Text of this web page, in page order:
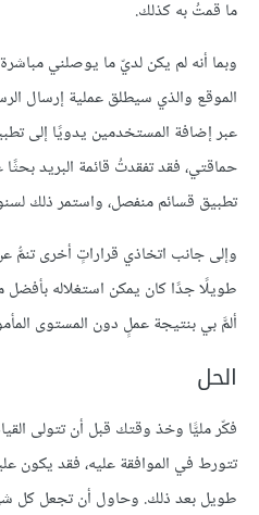
ما قمتُ به كذلك.
وبما أنه لم يكن لديّ ما يوصلني
الموقع والذي سيطلق عملية إرسال
عبر إضافة المستخدمين يدويًا إلى
حماقتي، فقد تفقدتُ قائمة البريد
تطبيق قسائم منفصل، واستمر ذلك
وإلى جانب اتخاذي قراراتٍ أخرى تنمُّ
طويلًا جدًا كان يمكن استغلاله
ألمَّ بي بنتيجة عملٍ دون المستوى
الحل
فكّر مليًّا وخذ وقتك قبل أن تتولى
تتورط في الموافقة عليه، فقد يكون
طويل بعد ذلك. وحاول أن تجعل كل